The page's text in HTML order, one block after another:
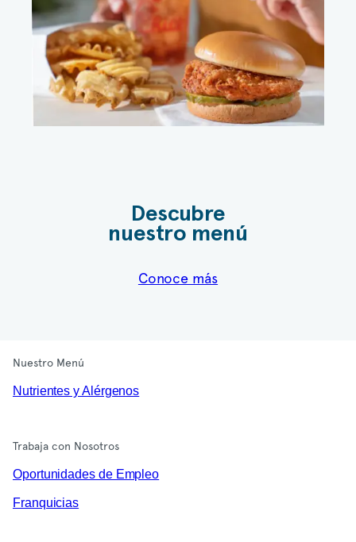
Descubre
nuestro menú
Conoce más
Nuestro Menú
Nutrientes y Alérgenos
Trabaja con Nosotros
Oportunidades de Empleo
Franquicias